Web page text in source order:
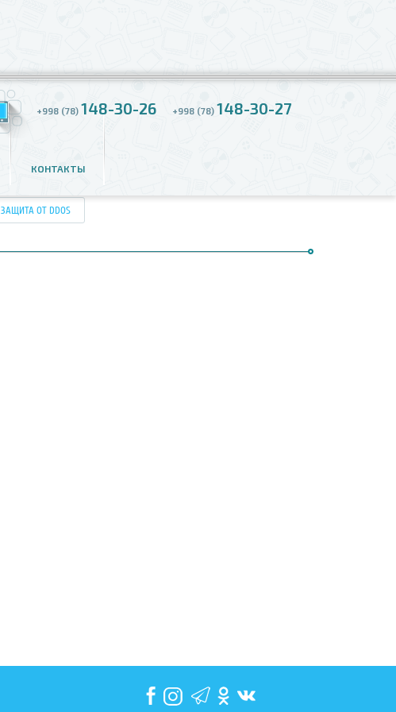
КОНТАКТЫ
+998 (78) 148-30-26 +998 (78) 148-30-27
ЗАЩИТА ОТ DDOS